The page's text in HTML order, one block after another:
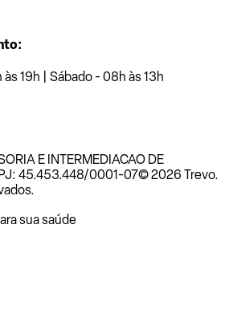
19h | Sábado - 08h às 13h
E INTERMEDIACAO DE
45.453.448/0001-07© 2026 Trevo.
sua saúde